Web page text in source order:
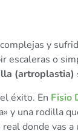
y
escaleras o
(artroplastia)
éxito. En Fisio
y una rodilla
donde vas a